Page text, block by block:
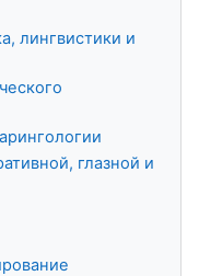
лингвистики и
глазной и